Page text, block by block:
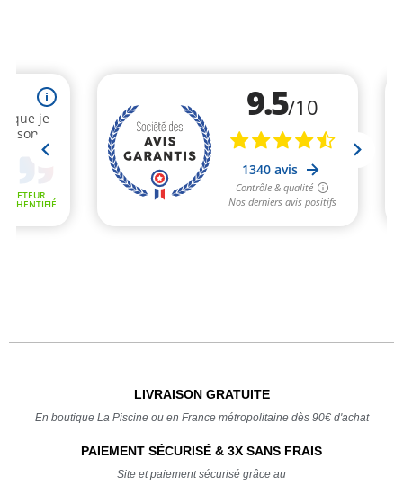
LIVRAISON GRATUITE
En boutique La Piscine ou en France métropolitaine dès 90€ d'achat
PAIEMENT SÉCURISÉ & 3X SANS FRAIS
Site et paiement sécurisé grâce au